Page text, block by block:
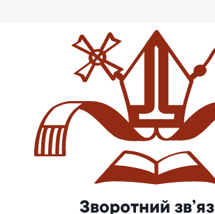
Зворотний